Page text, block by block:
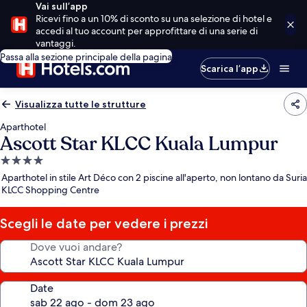
Vai sull’app
Ricevi fino a un 10% di sconto su una selezione di hotel e
accedi al tuo account per approfittare di una serie di
vantaggi.
Passa alla sezione principale della pagina
Scarica l’app
Visualizza tutte le strutture
Aparthotel
Ascott Star KLCC Kuala Lumpur
Struttura
a
4.0
stelle
Aparthotel in stile Art Déco con 2 piscine all'aperto, non lontano da Suria
KLCC Shopping Centre
Scegli le date per vedere i prezzi
Dove vuoi andare?
Date